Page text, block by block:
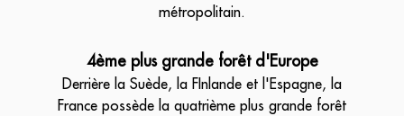
métropolitain.
4ème plus grande forêt d'Europe
Derrière la Suède, la FInlande et l'Espagne, la
France possède la quatrième plus grande forêt